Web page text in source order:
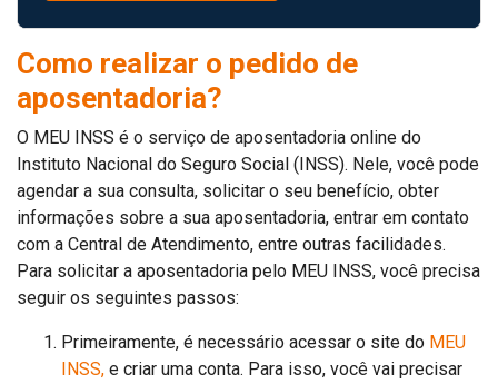
Como realizar o pedido de
aposentadoria?
O MEU INSS é o serviço de aposentadoria online do
Instituto Nacional do Seguro Social (INSS). Nele, você pode
agendar a sua consulta, solicitar o seu benefício, obter
informações sobre a sua aposentadoria, entrar em contato
com a Central de Atendimento, entre outras facilidades.
Para solicitar a aposentadoria pelo MEU INSS, você precisa
seguir os seguintes passos:
Primeiramente, é necessário acessar o site do MEU
INSS, e criar uma conta. Para isso, você vai precisar